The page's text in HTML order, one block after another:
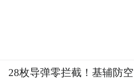
28枚导弹零拦截！基辅防空